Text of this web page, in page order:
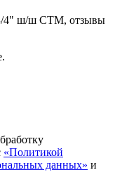
4" ш/ш CTM, отзывы
«Политикой
данных» и